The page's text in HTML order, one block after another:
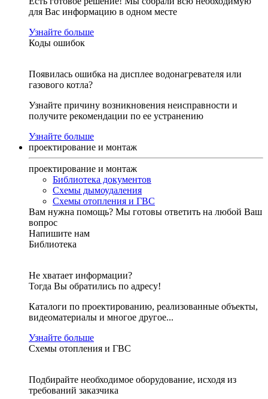
для Вас информацию в одном месте
Узнайте больше
Коды ошибок
Появилась ошибка на дисплее водонагревателя или
газового котла?
Узнайте причину возникновения неисправности и
получите рекомендации по ее устранению
Узнайте больше
проектирование и монтаж
проектирование и монтаж
Библиотека документов
Схемы дымоудаления
Схемы отопления и ГВС
Вам нужна помощь? Мы готовы ответить на любой Ваш
вопрос
Напишите нам
Библиотека
Не хватает информации?
Тогда Вы обратились по адресу!
Каталоги по проектированию, реализованные объекты,
видеоматериалы и многое другое...
Узнайте больше
Схемы отопления и ГВС
Подбирайте необходимое оборудование, исходя из
требований заказчика